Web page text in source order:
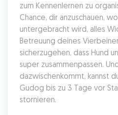
zum Kennenlernen zu
Chance, dir anzuschauen,
untergebracht wird, alles
Betreuung deines
sicherzugehen, dass Hund
super zusammenpassen.
dazwischenkommt, kannst
Gudog bis zu 3 Tage vor
stornieren.